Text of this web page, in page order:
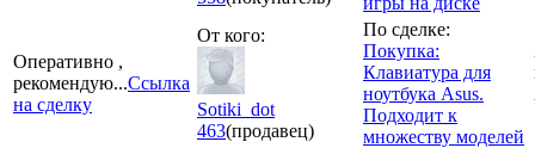
Оперативно ,
рекомендую...Ссылка
на сделку
От кого:
Sotiki_dot
463(продавец)
По сделке:
Покупка:
Клавиатура для
ноутбука Asus.
Подходит к
множеству моделей